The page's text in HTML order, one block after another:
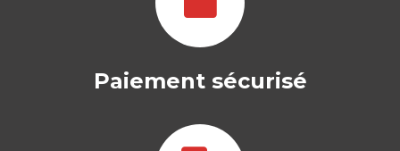
Paiement sécurisé